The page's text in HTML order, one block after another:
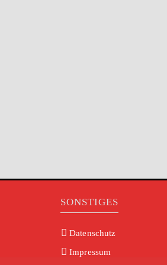
SONSTIGES
Datenschutz
Impressum